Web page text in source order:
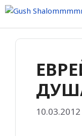
Skip
content
10.03.2012